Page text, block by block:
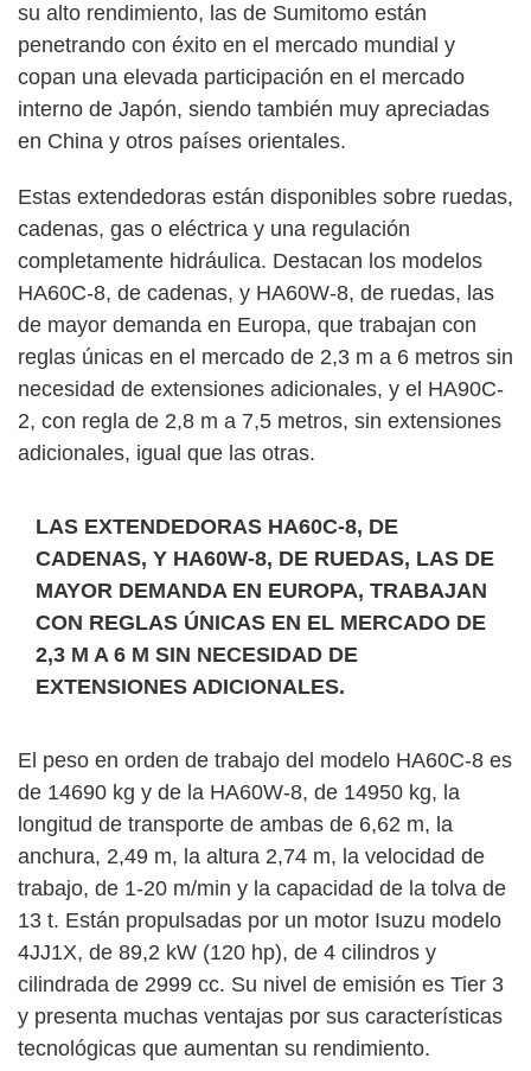
su alto rendimiento, las de Sumitomo están
penetrando con éxito en el mercado mundial y
copan una elevada participación en el mercado
interno de Japón, siendo también muy apreciadas
en China y otros países orientales.
Estas extendedoras están disponibles sobre ruedas,
cadenas, gas o eléctrica y una regulación
completamente hidráulica. Destacan los modelos
HA60C-8, de cadenas, y HA60W-8, de ruedas, las
de mayor demanda en Europa, que trabajan con
reglas únicas en el mercado de 2,3 m a 6 metros sin
necesidad de extensiones adicionales, y el HA90C-
2, con regla de 2,8 m a 7,5 metros, sin extensiones
adicionales, igual que las otras.
LAS EXTENDEDORAS HA60C-8, DE
CADENAS, Y HA60W-8, DE RUEDAS, LAS DE
MAYOR DEMANDA EN EUROPA, TRABAJAN
CON REGLAS ÚNICAS EN EL MERCADO DE
2,3 M A 6 M SIN NECESIDAD DE
EXTENSIONES ADICIONALES.
El peso en orden de trabajo del modelo HA60C-8 es
de 14690 kg y de la HA60W-8, de 14950 kg, la
longitud de transporte de ambas de 6,62 m, la
anchura, 2,49 m, la altura 2,74 m, la velocidad de
trabajo, de 1-20 m/min y la capacidad de la tolva de
13 t. Están propulsadas por un motor Isuzu modelo
4JJ1X, de 89,2 kW (120 hp), de 4 cilindros y
cilindrada de 2999 cc. Su nivel de emisión es Tier 3
y presenta muchas ventajas por sus características
tecnológicas que aumentan su rendimiento.